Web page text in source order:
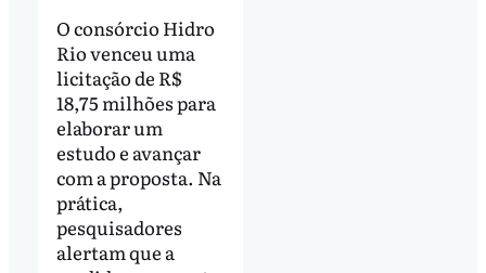
O consórcio Hidro
Rio venceu uma
licitação de R$
18,75 milhões para
elaborar um
estudo e avançar
com a proposta. Na
prática,
pesquisadores
alertam que a